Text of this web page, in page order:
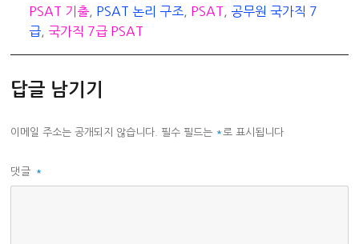
PSAT 기출
PSAT 논리 구조 PSAT
공무원 국가직 7
급
국가직 7급 PSAT
답글 남기기
이메일 주소는 공개되지 않습니다. 필수 필드는 *로 표시됩니다
댓글 *